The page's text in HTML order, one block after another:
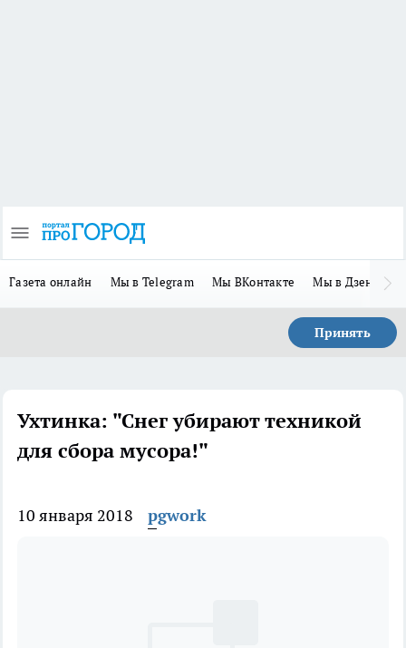
Газета онлайн Мы в Telegram Мы ВКонтакте Мы в Дзене
Принять
Ухтинка: "Снег убирают техникой
для сбора мусора!"
10 января 2018 pgwork